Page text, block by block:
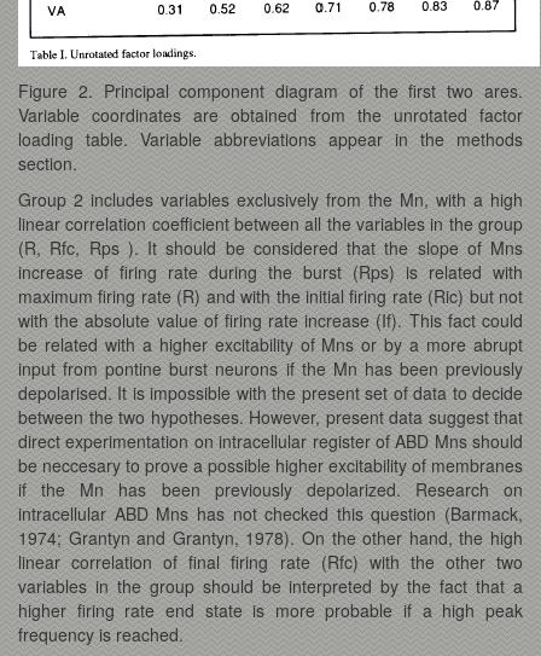
Figure 2. Principal component diagram of the first two ares.
Variable coordinates are obtained from the unrotated factor
loading table. Variable abbreviations appear in the methods
section.
Group 2 includes variables exclusively from the Mn, with a high
linear correlation coefficient between all the variables in the group
(R, Rfc, Rps ). It should be considered that the slope of Mns
increase of firing rate during the burst (Rps) is related with
maximum firing rate (R) and with the initial firing rate (Ric) but not
with the absolute value of firing rate increase (If). This fact could
be related with a higher excitability of Mns or by a more abrupt
input from pontine burst neurons if the Mn has been previously
depolarised. It is impossible with the present set of data to decide
between the two hypotheses. However, present data suggest that
direct experimentation on intracellular register of ABD Mns should
be neccesary to prove a possible higher excitability of membranes
if the Mn has been previously depolarized. Research on
intracellular ABD Mns has not checked this question (Barmack,
1974; Grantyn and Grantyn, 1978). On the other hand, the high
linear correlation of final firing rate (Rfc) with the other two
variables in the group should be interpreted by the fact that a
higher firing rate end state is more probable if a high peak
frequency is reached.